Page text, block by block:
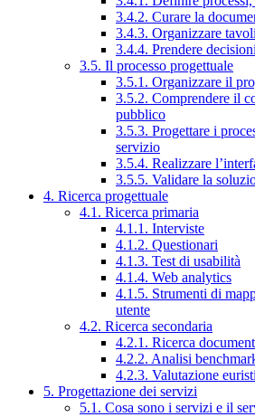
3.4.2. Curare la
3.4.3. Organizzare
3.4.4. Prendere decisioni
3.5. Il processo progettuale
3.5.1. Organizzare il
3.5.2. Comprendere il
pubblico
3.5.3. Progettare i
servizio
3.5.4. Realizzare
3.5.5. Validare la
4. Ricerca progettuale
4.1. Ricerca primaria
4.1.1. Interviste
4.1.2. Questionari
4.1.3. Test di usabilità
4.1.4. Web analytics
4.1.5. Strumenti di
utente
4.2. Ricerca secondaria
4.2.1. Ricerca
4.2.2. Analisi
4.2.3. Valutazione
5. Progettazione dei servizi
5.1. Cosa sono i servizi e il